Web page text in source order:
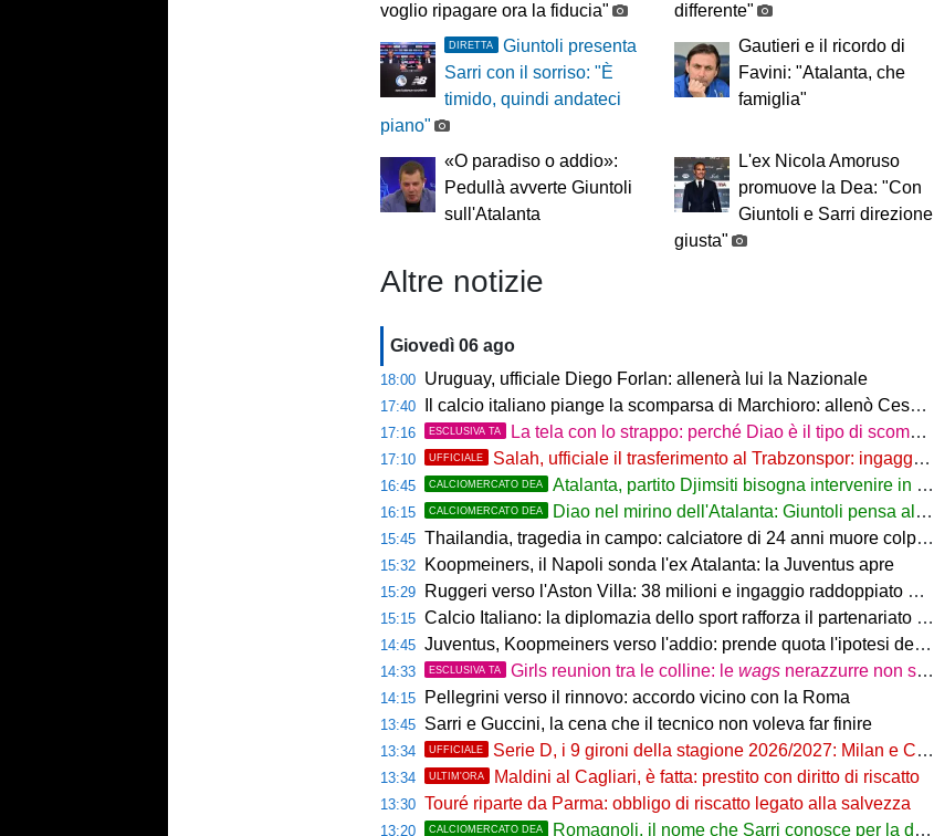
voglio ripagare ora la fiducia"
differente"
DIRETTA
Giuntoli presenta
Sarri con il sorriso: "È
timido, quindi andateci
piano"
Gautieri e il ricordo di
Favini: "Atalanta, che
famiglia"
«O paradiso o addio»:
Pedullà avverte Giuntoli
sull'Atalanta
L'ex Nicola Amoruso
promuove la Dea: "Con
Giuntoli e Sarri direzione
giusta"
Altre notizie
Giovedì 06 ago
18:00 Uruguay, ufficiale Diego Forlan: allenerà lui la Nazionale
17:40 Il calcio italiano piange la scomparsa di Marchioro: allenò Cesena e Milan
17:16 ESCLUSIVA TA La tela con lo strappo: perché Diao è il tipo di scommessa che Giuntoli ama
17:10 UFFICIALE Salah, ufficiale il trasferimento al Trabzonspor: ingaggio mostruoso
16:45 CALCIOMERCATO DEA Atalanta, partito Djimsiti bisogna intervenire in difesa: tutti i nomi
16:15 CALCIOMERCATO DEA Diao nel mirino dell'Atalanta: Giuntoli pensa al colpo dal Como
15:45 Thailandia, tragedia in campo: calciatore di 24 anni muore colpito da un fulmine
15:32 Koopmeiners, il Napoli sonda l'ex Atalanta: la Juventus apre
15:29 Ruggeri verso l'Aston Villa: 38 milioni e ingaggio raddoppiato a 5 Mln a stagione
15:15 Calcio Italiano: la diplomazia dello sport rafforza il partenariato tra Italia e Western Australia
14:45 Juventus, Koopmeiners verso l'addio: prende quota l'ipotesi del prestito
14:33 ESCLUSIVA TA Girls reunion tra le colline: lewags nerazzurre non si perdono di vista
14:15 Pellegrini verso il rinnovo: accordo vicino con la Roma
13:45 Sarri e Guccini, la cena che il tecnico non voleva far finire
13:34 UFFICIALE Serie D, i 9 gironi della stagione 2026/2027: Milan e Chievo nel B, le bergamasche...
13:34 ULTIM'ORA Maldini al Cagliari, è fatta: prestito con diritto di riscatto
13:30 Touré riparte da Parma: obbligo di riscatto legato alla salvezza
13:20 CALCIOMERCATO DEA Romagnoli, il nome che Sarri conosce per la difesa nerazzurra